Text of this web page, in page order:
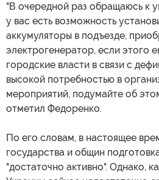
"В очередной раз обращаюсь к
у вас есть возможность
аккумуляторы в подъезде,
электрогенератор, если этого
городские власти в связи с
высокой потребностью в
мероприятий, подумайте об
отметил Федоренко.
По его словам, в настоящее
государства и общин
"достаточно активно". Однако,